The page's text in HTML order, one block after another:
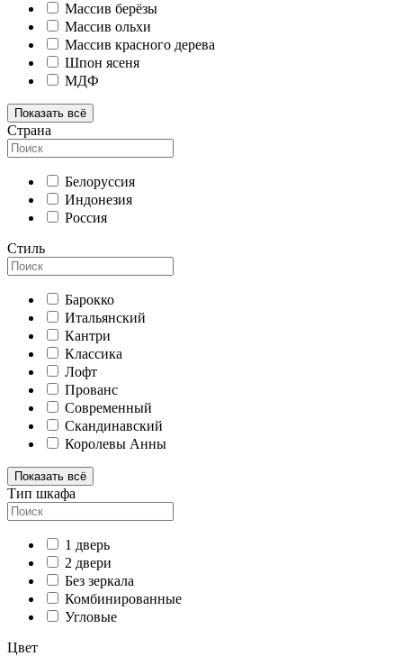
Массив берёзы
Массив ольхи
Массив красного дерева
Шпон ясеня
МДФ
Показать всё
Страна
Белоруссия
Индонезия
Россия
Стиль
Барокко
Итальянский
Кантри
Классика
Лофт
Прованс
Современный
Скандинавский
Королевы Анны
Показать всё
Тип шкафа
1 дверь
2 двери
Без зеркала
Комбинированные
Угловые
Цвет